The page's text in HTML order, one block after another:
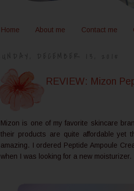
Home About me Contact me
REVIEW: Mizon
Mizon is one of my favorite skincare
their products are quite affordable yet
amazing. I ordered Peptide Ampoule
when I was looking for a new moisturizer.